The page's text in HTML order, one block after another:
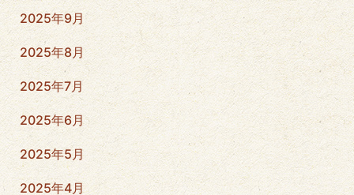
2025年9月
2025年8月
2025年7月
2025年6月
2025年5月
2025年4月